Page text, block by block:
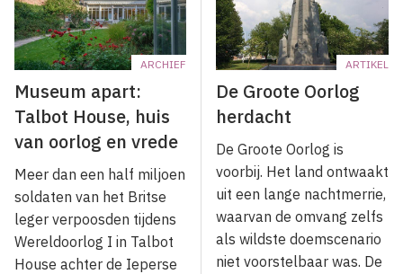
ARCHIEF
Museum apart:
Talbot House, huis
van oorlog en vrede
Meer dan een half miljoen
soldaten van het Britse
leger verpoosden tijdens
Wereldoorlog I in Talbot
House achter de Ieperse
ARTIKEL
De Groote Oorlog
herdacht
De Groote Oorlog is
voorbij. Het land ontwaakt
uit een lange nachtmerrie,
waarvan de omvang zelfs
als wildste doemscenario
niet voorstelbaar was. De